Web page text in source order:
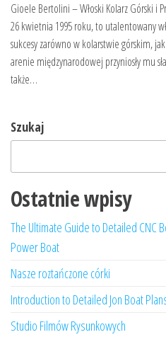
Gioele Bertolini – Włoski Kolarz Górski i
26 kwietnia 1995 roku, to utalentowany
sukcesy zarówno w kolarstwie górskim,
arenie międzynarodowej przyniosły mu
także…
Szukaj
Ostatnie wpisy
The Ultimate Guide to Detailed CNC
Power Boat
Nasze roztańczone córki
Introduction to Detailed Jon Boat
Studio Filmów Rysunkowych